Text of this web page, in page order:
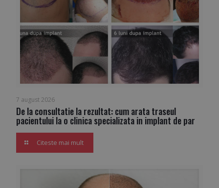
7 august 2026
De la consultatie la rezultat: cum arata traseul
pacientului la o clinica specializata in implant de par
Citeste mai mult